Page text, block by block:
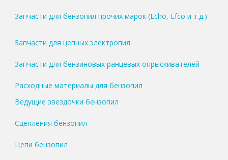
Запчасти для бензопил прочих марок (Echo, Efco и т.д.)
Запчасти для цепных электропил
Запчасти для бензиновых ранцевых опрыскивателей
Расходные материалы для бензопил
Ведущие звездочки бензопил
Сцепления бензопил
Цепи бензопил